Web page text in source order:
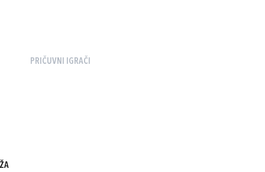
PRIČUVNI IGRAČI